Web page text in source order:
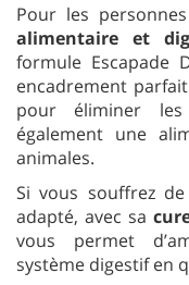
Pour les
alimentaire et
formule Escapade
encadrement
pour éliminer
également une
animales.
Si vous souffrez
adapté, avec sa
vous permet
système digestif en